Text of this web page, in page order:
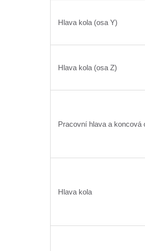
Hlava kola (osa Y)
Hlava kola (osa Z)
Pracovní hlava a koncová
Hlava kola